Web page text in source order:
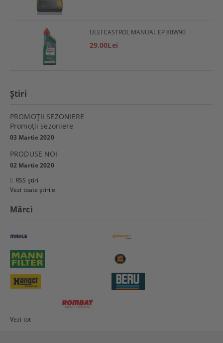
ULEI CASTROL MANUAL EP 80W90
29.00Lei
Ştiri
PROMOŢII SEZONIERE
Promoţii sezoniere
03 Martie 2020
PRODUSE NOI
02 Martie 2020
RSS știri
Vezi toate știrile
Mărci
Vezi tot